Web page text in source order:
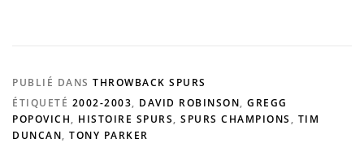
PUBLIÉ DANS THROWBACK SPURS
ÉTIQUETÉ 2002-2003, DAVID ROBINSON, GREGG
POPOVICH, HISTOIRE SPURS, SPURS CHAMPIONS , TIM
DUNCAN, TONY PARKER